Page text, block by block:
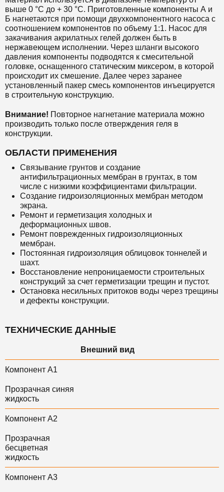
выше 0 °С до + 30 °С. Приготовленные компоненты А и
Б нагнетаются при помощи двухкомпонентного насоса с
соотношением компонентов по объему 1:1. Насос для
закачивания акрилатных гелей должен быть в
нержавеющем исполнении. Через шланги высокого
давления компоненты подводятся к смесительной
головке, оснащенного статическим миксером, в которой
происходит их смешение. Далее через заранее
установленный пакер смесь компонентов инъецируется
в строительную конструкцию.
Внимание! Повторное нагнетание материала можно
производить только после отверждения геля в
конструкции.
ОБЛАСТИ ПРИМЕНЕНИЯ
Связывание грунтов и создание
антифильтрационных мембран в грунтах, в том
числе с низкими коэффициентами фильтрации.
Создание гидроизоляционных мембран методом
экрана.
Ремонт и герметизация холодных и
деформационных швов.
Ремонт поврежденных гидроизоляционных
мембран.
Постоянная гидроизоляция облицовок тоннелей и
шахт.
Восстановление непроницаемости строительных
конструкций за счет герметизации трещин и пустот.
Остановка несильных притоков воды через трещины
и дефекты конструкции.
ТЕХНИЧЕСКИЕ ДАННЫЕ
Внешний вид
Компонент А1
Прозрачная синяя
жидкость
Компонент А2
Прозрачная
бесцветная
жидкость
Компонент А3